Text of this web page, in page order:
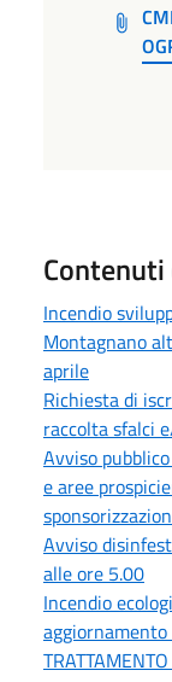
Incendio
Montagnano
aprile
Richiesta di
raccolta sfalci
Avviso
e aree
Avviso
alle ore 5.00
Incendio